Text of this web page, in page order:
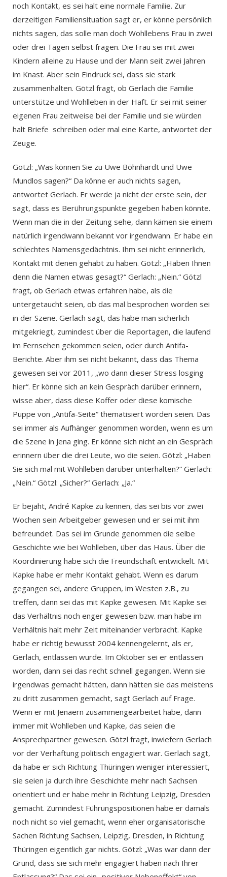
noch Kontakt, es sei halt eine normale Familie. Zur
derzeitigen Familiensituation sagt er, er könne persönlich
nichts sagen, das solle man doch Wohllebens Frau in zwei
oder drei Tagen selbst fragen. Die Frau sei mit zwei
Kindern alleine zu Hause und der Mann seit zwei Jahren
im Knast. Aber sein Eindruck sei, dass sie stark
zusammenhalten. Götzl fragt, ob Gerlach die Familie
unterstütze und Wohlleben in der Haft. Er sei mit seiner
eigenen Frau zeitweise bei der Familie und sie würden
halt Briefe schreiben oder mal eine Karte, antwortet der
Zeuge.
Götzl: „Was können Sie zu Uwe Böhnhardt und Uwe
Mundlos sagen?“ Da könne er auch nichts sagen,
antwortet Gerlach. Er werde ja nicht der erste sein, der
sagt, dass es Berührungspunkte gegeben haben könnte.
Wenn man die in der Zeitung sehe, dann kämen sie einem
natürlich irgendwann bekannt vor irgendwann. Er habe ein
schlechtes Namensgedächtnis. Ihm sei nicht erinnerlich,
Kontakt mit denen gehabt zu haben. Götzl: „Haben Ihnen
denn die Namen etwas gesagt?“ Gerlach: „Nein.“ Götzl
fragt, ob Gerlach etwas erfahren habe, als die
untergetaucht seien, ob das mal besprochen worden sei
in der Szene. Gerlach sagt, das habe man sicherlich
mitgekriegt, zumindest über die Reportagen, die laufend
im Fernsehen gekommen seien, oder durch Antifa-
Berichte. Aber ihm sei nicht bekannt, dass das Thema
gewesen sei vor 2011, „wo dann dieser Stress losging
hier“. Er könne sich an kein Gespräch darüber erinnern,
wisse aber, dass diese Koffer oder diese komische
Puppe von „Antifa-Seite“ thematisiert worden seien. Das
sei immer als Aufhänger genommen worden, wenn es um
die Szene in Jena ging. Er könne sich nicht an ein Gespräch
erinnern über die drei Leute, wo die seien. Götzl: „Haben
Sie sich mal mit Wohlleben darüber unterhalten?“ Gerlach:
„Nein.“ Götzl: „Sicher?“ Gerlach: „Ja.“
Er bejaht, André Kapke zu kennen, das sei bis vor zwei
Wochen sein Arbeitgeber gewesen und er sei mit ihm
befreundet. Das sei im Grunde genommen die selbe
Geschichte wie bei Wohlleben, über das Haus. Über die
Koordinierung habe sich die Freundschaft entwickelt. Mit
Kapke habe er mehr Kontakt gehabt. Wenn es darum
gegangen sei, andere Gruppen, im Westen z.B., zu
treffen, dann sei das mit Kapke gewesen. Mit Kapke sei
das Verhältnis noch enger gewesen bzw. man habe im
Verhältnis halt mehr Zeit miteinander verbracht. Kapke
habe er richtig bewusst 2004 kennengelernt, als er,
Gerlach, entlassen wurde. Im Oktober sei er entlassen
worden, dann sei das recht schnell gegangen. Wenn sie
irgendwas gemacht hätten, dann hätten sie das meistens
zu dritt zusammen gemacht, sagt Gerlach auf Frage.
Wenn er mit Jenaern zusammengearbeitet habe, dann
immer mit Wohlleben und Kapke, das seien die
Ansprechpartner gewesen. Götzl fragt, inwiefern Gerlach
vor der Verhaftung politisch engagiert war. Gerlach sagt,
da habe er sich Richtung Thüringen weniger interessiert,
sie seien ja durch ihre Geschichte mehr nach Sachsen
orientiert und er habe mehr in Richtung Leipzig, Dresden
gemacht. Zumindest Führungspositionen habe er damals
noch nicht so viel gemacht, wenn eher organisatorische
Sachen Richtung Sachsen, Leipzig, Dresden, in Richtung
Thüringen eigentlich gar nichts. Götzl: „Was war dann der
Grund, dass sie sich mehr engagiert haben nach Ihrer